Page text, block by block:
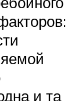
и та